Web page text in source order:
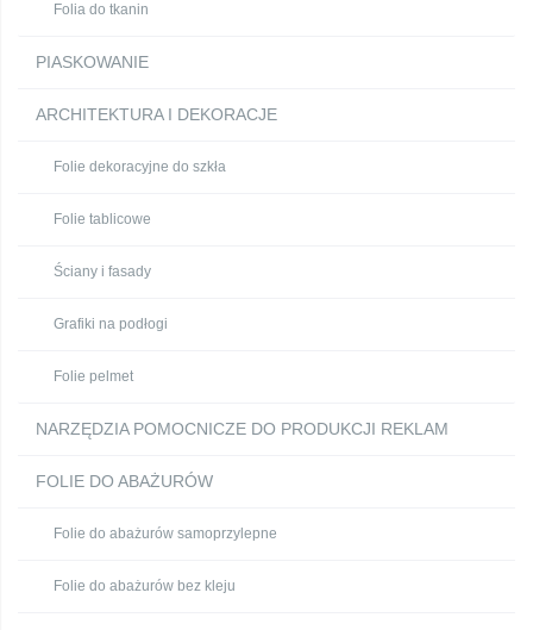
Folia do tkanin
PIASKOWANIE
ARCHITEKTURA I DEKORACJE
Folie dekoracyjne do szkła
Folie tablicowe
Ściany i fasady
Grafiki na podłogi
Folie pelmet
NARZĘDZIA POMOCNICZE DO PRODUKCJI REKLAM
FOLIE DO ABAŻURÓW
Folie do abażurów samoprzylepne
Folie do abażurów bez kleju